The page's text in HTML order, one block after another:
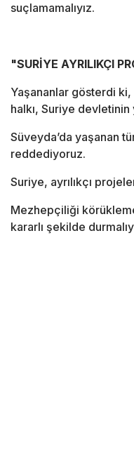
suçlamamalıyız.
"SURİYE AYRILIKÇI
Yaşananlar gösterdi ki,
halkı, Suriye devletinin
Süveyda’da yaşanan
reddediyoruz.
Suriye, ayrılıkçı
Mezhepçiliği
kararlı şekilde